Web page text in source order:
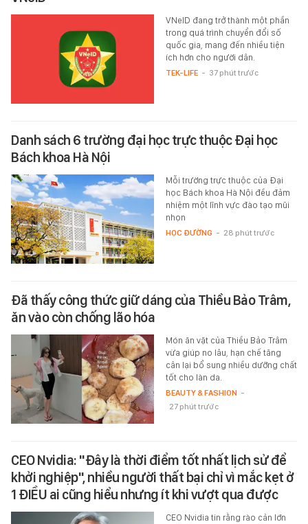
VNeID đang trở thành một phần
trong quá trình chuyển đổi số
quốc gia, mang đến nhiều tiện
ích hơn cho người dân.
TEK-LIFE - 37 phút trước
Danh sách 6 trường đại học trực thuộc Đại học
Bách khoa Hà Nội
Mỗi trường trực thuộc của Đại
học Bách khoa Hà Nội đều đảm
nhiệm một lĩnh vực đào tạo mũi
nhọn
HỌC ĐƯỜNG - 28 phút trước
Đã thấy công thức giữ dáng của Thiều Bảo Trâm,
ăn vào còn chống lão hóa
Món ăn vặt của Thiều Bảo Trâm
vừa giúp no lâu, hạn chế tăng
cân lại bổ sung nhiều dưỡng chất
tốt cho làn da.
BEAUTY & FASHION -
27 phút trước
CEO Nvidia: "Đây là thời điểm tốt nhất lịch sử để
khởi nghiệp", nhiều người thất bại chỉ vì mắc kẹt ở
1 ĐIỀU ai cũng hiểu nhưng ít khi vượt qua được
CEO Nvidia tin rằng rào cản lớn